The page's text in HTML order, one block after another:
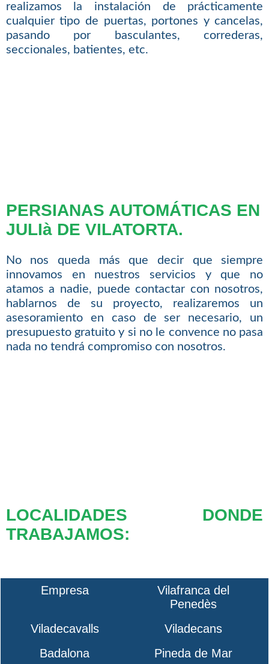
realizamos la instalación de prácticamente
cualquier tipo de puertas, portones y cancelas,
pasando por basculantes, correderas,
seccionales, batientes, etc.
PERSIANAS AUTOMÁTICAS EN
JULIà DE VILATORTA.
No nos queda más que decir que siempre
innovamos en nuestros servicios y que no
atamos a nadie, puede contactar con nosotros,
hablarnos de su proyecto, realizaremos un
asesoramiento en caso de ser necesario, un
presupuesto gratuito y si no le convence no pasa
nada no tendrá compromiso con nosotros.
LOCALIDADES DONDE
TRABAJAMOS:
Empresa
Vilafranca del
Penedès
Viladecavalls
Viladecans
Badalona
Pineda de Mar